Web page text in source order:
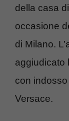
della casa
occasione
di Milano.
aggiudicato
con
Versace.